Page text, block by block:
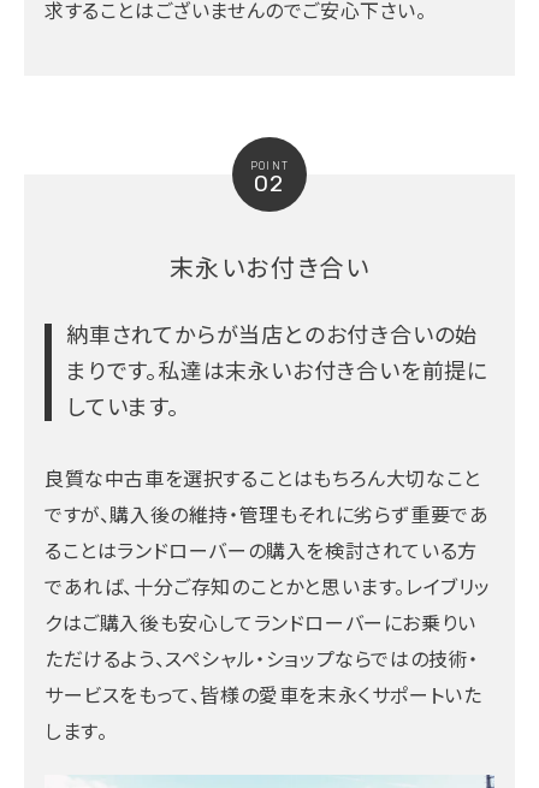
求することはございませんのでご安心下さい。
POINT
02
末永いお付き合い
納車されてからが当店とのお付き合いの始
まりです。私達は末永いお付き合いを前提に
しています。
良質な中古車を選択することはもちろん大切なこと
ですが、購入後の維持・管理もそれに劣らず重要であ
ることはランドローバーの購入を検討されている方
であれば、十分ご存知のことかと思います。レイブリッ
クはご購入後も安心してランドローバーにお乗りい
ただけるよう、スペシャル・ショップならではの技術・
サービスをもって、皆様の愛車を末永くサポートいた
します。